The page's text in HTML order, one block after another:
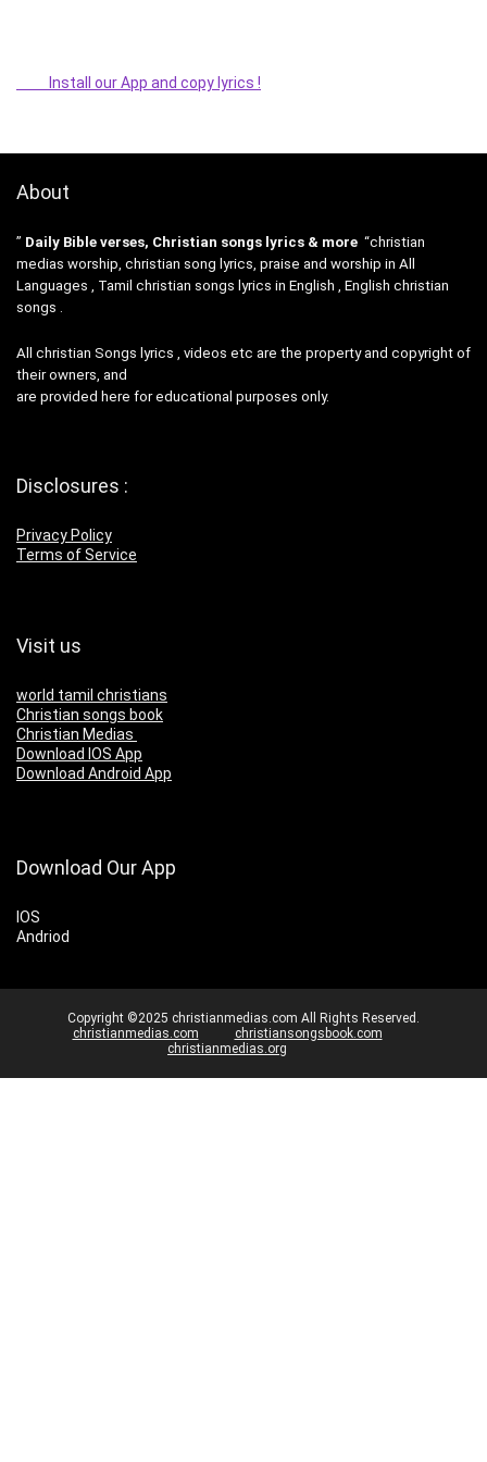
Install our App and copy lyrics !
About
” Daily Bible verses, Christian songs lyrics & more “christian
medias worship, christian song lyrics, praise and worship in All
Languages , Tamil christian songs lyrics in English , English christian
songs .
All christian Songs lyrics , videos etc are the property and copyright of
their owners, and
are provided here for educational purposes only.
Disclosures :
Privacy Policy
Terms of Service
Visit us
world tamil christians
Christian songs book
Christian Medias
Download IOS App
Download Android App
Download Our App
IOS
Andriod
Copyright ©2025 christianmedias.com All Rights Reserved.
christianmedias.com
christiansongsbook.com
christianmedias.org